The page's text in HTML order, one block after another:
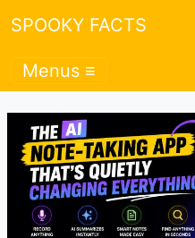
SPOOKY FACTS
Menus ≡